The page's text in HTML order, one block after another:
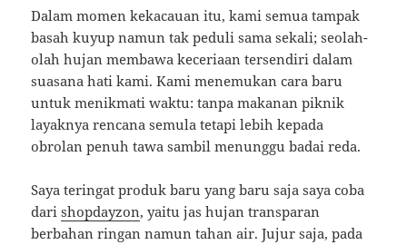
Dalam momen kekacauan itu, kami semua tampak
basah kuyup namun tak peduli sama sekali; seolah-
olah hujan membawa keceriaan tersendiri dalam
suasana hati kami. Kami menemukan cara baru
untuk menikmati waktu: tanpa makanan piknik
layaknya rencana semula tetapi lebih kepada
obrolan penuh tawa sambil menunggu badai reda.
Saya teringat produk baru yang baru saja saya coba
darishopdayzon, yaitu jas hujan transparan
berbahan ringan namun tahan air. Jujur saja, pada